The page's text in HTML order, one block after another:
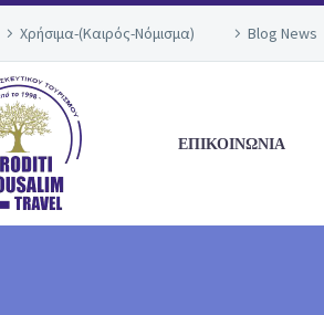
Χρήσιμα-(Καιρός-Νόμισμα) Blog News
ΕΠΙΚΟΙΝΩΝΙΑ